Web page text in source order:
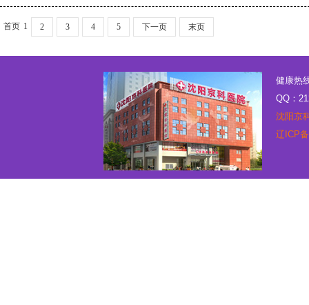
首页 1 2 3 4 5 下一页 末页
健康热
QQ：
沈阳京
辽ICP